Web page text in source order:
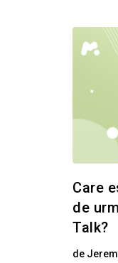
Care
de
Talk?
de